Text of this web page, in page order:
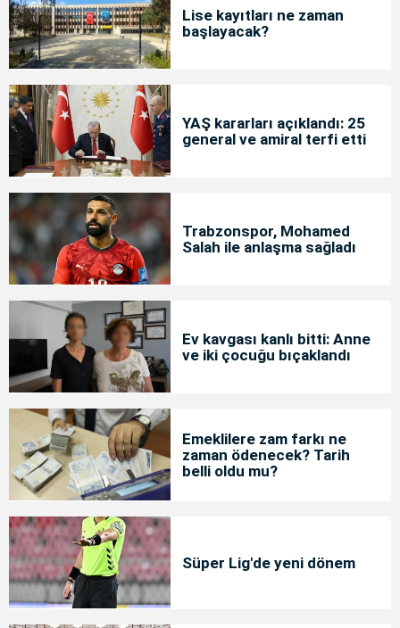
Lise kayıtları ne zaman
başlayacak?
YAŞ kararları açıklandı: 25
general ve amiral terfi etti
Trabzonspor, Mohamed
Salah ile anlaşma sağladı
Ev kavgası kanlı bitti: Anne
ve iki çocuğu bıçaklandı
Emeklilere zam farkı ne
zaman ödenecek? Tarih
belli oldu mu?
Süper Lig'de yeni dönem